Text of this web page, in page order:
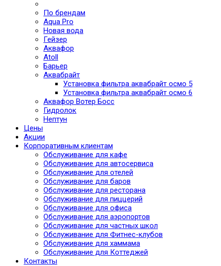
По брендам
Aqua Pro
Новая вода
Гейзер
Аквафор
Atoll
Барьер
Аквабрайт
Установка фильтра аквабрайт осмо 5
Установка фильтра аквабрайт осмо 6
Аквафор Вотер Босс
Гидролок
Нептун
Цены
Акции
Корпоративным клиентам
Обслуживание для кафе
Обслуживание для автосервиса
Обслуживание для отелей
Обслуживание для баров
Обслуживание для ресторана
Обслуживание для пиццерий
Обслуживание для офиса
Обслуживание для аэропортов
Обслуживание для частных школ
Обслуживание для Фитнес-клубов
Обслуживание для хаммама
Обслуживание для Коттеджей
Контакты